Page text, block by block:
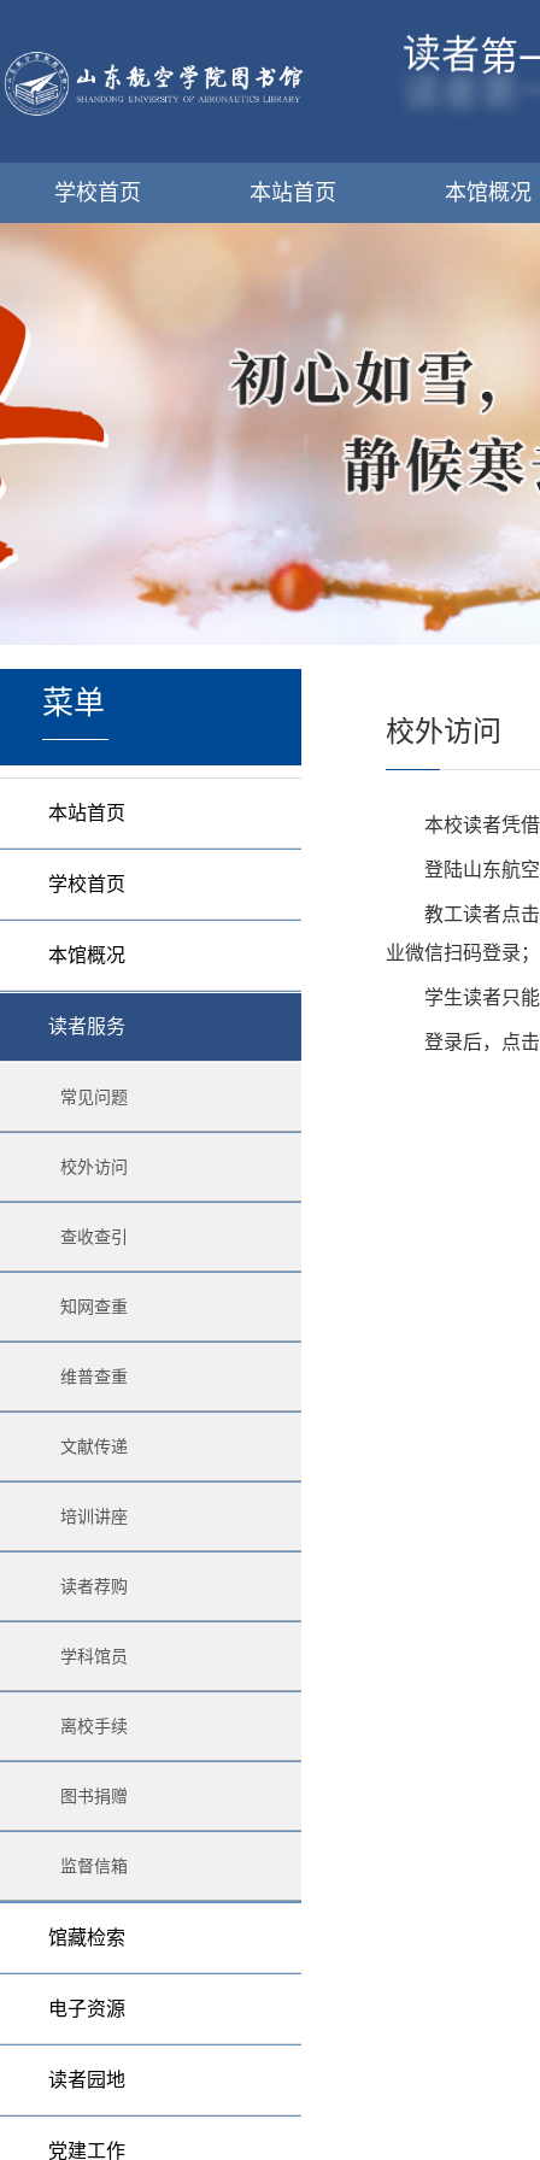
读者第
学校首页 本站首页 本馆概况
菜单
本站首页
学校首页
本馆概况
读者服务
常见问题
校外访问
查收查引
知网查重
维普查重
文献传递
培训讲座
读者荐购
学科馆员
离校手续
图书捐赠
监督信箱
馆藏检索
电子资源
读者园地
党建工作
校外访问
本校读者凭借
登陆山东航
教工读者点
业微信扫码登录 ；
学生读者只
登录后，点